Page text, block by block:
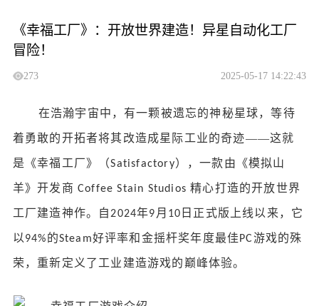
《幸福工厂》：开放世界建造！异星自动化工厂
冒险！
273 2025-05-17 14:22:43
在浩瀚宇宙中，有一颗被遗忘的神秘星球，等待
着勇敢的开拓者将其改造成星际工业的奇迹——这就
是《幸福工厂》（Satisfactory），一款由《模拟山
羊》开发商Coffee Stain Studios精心打造的开放世界
工厂建造神作。自 2024年9 月 10 日正式版上线以来，它
以 94%的Steam好评率和金摇杆奖年度最佳 PC游戏的殊
荣，重新定义了工业建造游戏的巅峰体验。